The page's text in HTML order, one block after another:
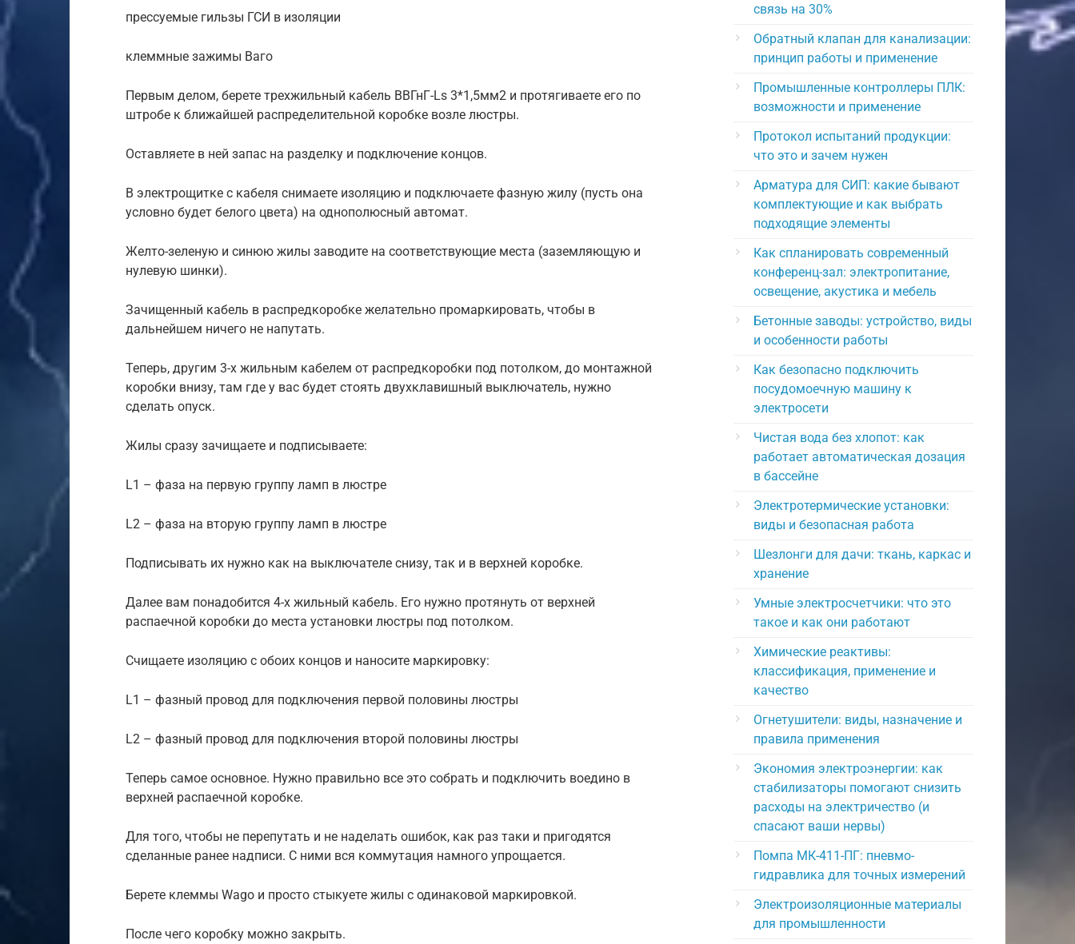
прессуемые гильзы ГСИ в изоляции
клеммные зажимы Ваго
Первым делом, берете трехжильный кабель ВВГнГ-Ls 3*1,5мм2 и протягиваете его по
штробе к ближайшей распределительной коробке возле люстры.
Оставляете в ней запас на разделку и подключение концов.
В электрощитке с кабеля снимаете изоляцию и подключаете фазную жилу (пусть она
условно будет белого цвета) на однополюсный автомат.
Желто-зеленую и синюю жилы заводите на соответствующие места (заземляющую и
нулевую шинки).
Зачищенный кабель в распредкоробке желательно промаркировать, чтобы в
дальнейшем ничего не напутать.
Теперь, другим 3-х жильным кабелем от распредкоробки под потолком, до монтажной
коробки внизу, там где у вас будет стоять двухклавишный выключатель, нужно
сделать опуск.
Жилы сразу зачищаете и подписываете:
L1 – фаза на первую группу ламп в люстре
L2 – фаза на вторую группу ламп в люстре
Подписывать их нужно как на выключателе снизу, так и в верхней коробке.
Далее вам понадобится 4-х жильный кабель. Его нужно протянуть от верхней
распаечной коробки до места установки люстры под потолком.
Счищаете изоляцию с обоих концов и наносите маркировку:
L1 – фазный провод для подключения первой половины люстры
L2 – фазный провод для подключения второй половины люстры
Теперь самое основное. Нужно правильно все это собрать и подключить воедино в
верхней распаечной коробке.
Для того, чтобы не перепутать и не наделать ошибок, как раз таки и пригодятся
сделанные ранее надписи. С ними вся коммутация намного упрощается.
Берете клеммы Wago и просто стыкуете жилы с одинаковой маркировкой.
После чего коробку можно закрыть.
связь на 30%
Обратный клапан для канализации:
принцип работы и применение
Промышленные контроллеры ПЛК:
возможности и применение
Протокол испытаний продукции:
что это и зачем нужен
Арматура для СИП: какие бывают
комплектующие и как выбрать
подходящие элементы
Как спланировать современный
конференц-зал: электропитание,
освещение, акустика и мебель
Бетонные заводы: устройство, виды
и особенности работы
Как безопасно подключить
посудомоечную машину к
электросети
Чистая вода без хлопот: как
работает автоматическая дозация
в бассейне
Электротермические установки:
виды и безопасная работа
Шезлонги для дачи: ткань, каркас и
хранение
Умные электросчетчики: что это
такое и как они работают
Химические реактивы:
классификация, применение и
качество
Огнетушители: виды, назначение и
правила применения
Экономия электроэнергии: как
стабилизаторы помогают снизить
расходы на электричество (и
спасают ваши нервы)
Помпа МК-411-ПГ: пневмо-
гидравлика для точных измерений
Электроизоляционные материалы
для промышленности